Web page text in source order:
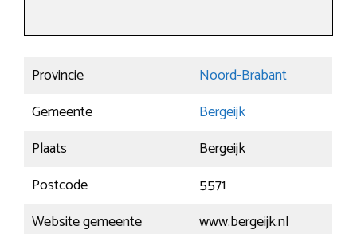
Provincie
Noord-Brabant
Gemeente
Bergeijk
Plaats
Bergeijk
Postcode
5571
Website gemeente
www.bergeijk.nl